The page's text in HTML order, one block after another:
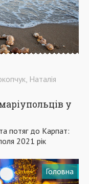
Наталія
у
потяг до Карпат:
2021 рік
Головна